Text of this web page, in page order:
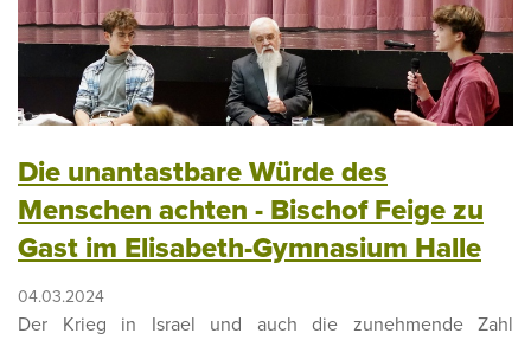
Die unantastbare Würde des
Menschen achten - Bischof Feige zu
Gast im Elisabeth-Gymnasium Halle
04.03.2024
Der Krieg in Israel und auch die zunehmende Zahl